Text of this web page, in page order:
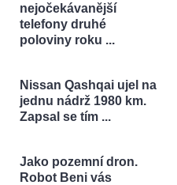
nejočekávanější
telefony druhé
poloviny roku ...
Nissan Qashqai ujel na
jednu nádrž 1980 km.
Zapsal se tím ...
Jako pozemní dron.
Robot Beni vás